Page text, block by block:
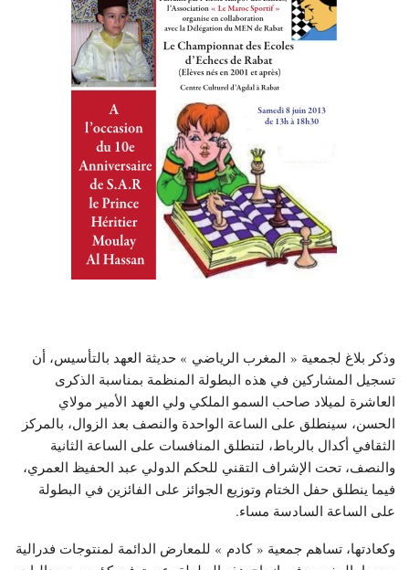
وذكر بلاغ لجمعية « المغرب الرياضي » حديثة العهد بالتأسيس، أن
تسجيل المشاركين في هذه البطولة المنظمة بمناسبة الذكرى
العاشرة لميلاد صاحب السمو الملكي ولي العهد الأمير مولاي
الحسن، سينطلق على الساعة الواحدة والنصف بعد الزوال، بالمركز
الثقافي أكدال بالرباط، لتنطلق المنافسات على الساعة الثانية
والنصف، تحت الإشراف التقني للحكم الدولي عبد الحفيظ العمري،
فيما ينطلق حفل الختام وتوزيع الجوائز على الفائزين في البطولة
على الساعة السادسة مساء.
وكعادتها، تساهم جمعية « كادم » للمعارض الدائمة لمنتوجات فدرالية